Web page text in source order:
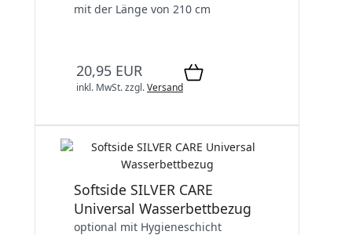
mit der Länge von 210 cm
20,95 EUR
inkl. MwSt.zzgl.Versand
Softside SILVER CARE
Universal Wasserbettbezug
optional mit Hygieneschicht